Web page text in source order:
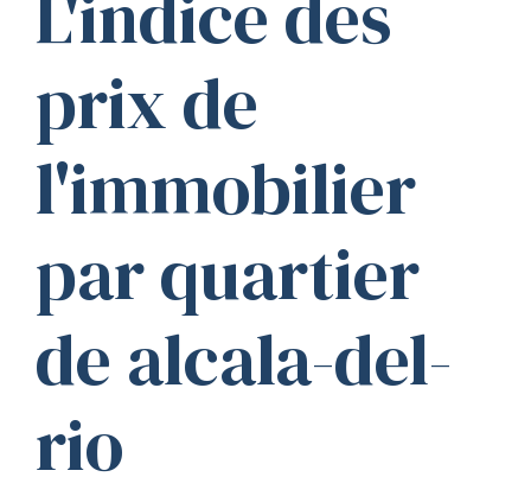
prix de
l'immobilier
par quartier
de alcala-del-
rio